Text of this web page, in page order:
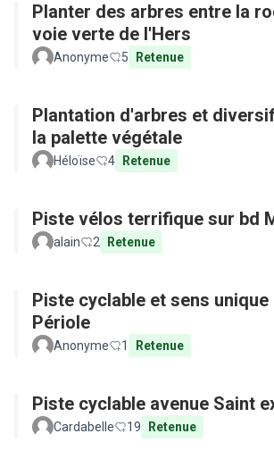
Planter des arbres entre la
voie verte de l'Hers
Anonyme 5 Retenue
Plantation d'arbres et
la palette végétale
Héloïse 4 Retenue
Piste vélos terrifique sur bd
alain 2 Retenue
Piste cyclable et sens unique
Périole
Anonyme 1 Retenue
Piste cyclable avenue Saint
Cardabelle 19 Retenue